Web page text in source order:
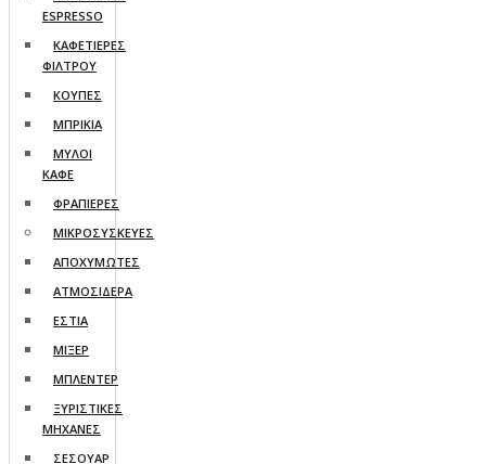
ESPRESSO
ΚΑΦΕΤΙΕΡΕΣ
ΦΙΛΤΡΟΥ
ΚΟΥΠΕΣ
ΜΠΡΙΚΙΑ
ΜΥΛΟΙ
ΚΑΦΕ
ΦΡΑΠΙΕΡΕΣ
ΜΙΚΡΟΣΥΣΚΕΥΕΣ
ΑΠΟΧΥΜΩΤΕΣ
ΑΤΜΟΣΙΔΕΡΑ
ΕΣΤΙΑ
ΜΙΞΕΡ
ΜΠΛΕΝΤΕΡ
ΞΥΡΙΣΤΙΚΕΣ
ΜΗΧΑΝΕΣ
ΣΕΣΟΥΑΡ